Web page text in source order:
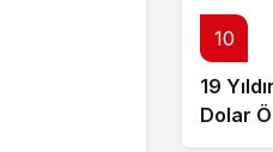
10
19
Dolar